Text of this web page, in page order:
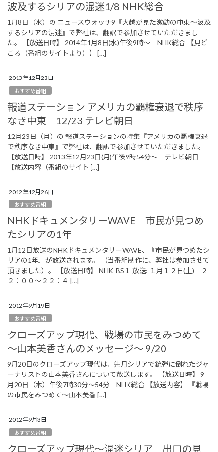
波及するシリアの混迷1/8 NHK総合
1月8日（水）の ニュースウォッチ9『大越が見た激動の中東～波及
するシリアの混迷』で弊社は、翻訳で参加させていただきまし
た。 【放送日時】 2014年1月8日(水)午後9時～ NHK総合 【見ど
ころ（番組のサイトより）】 […]
2013年12月23日
おすすめ番組
報道ステーション アメリカの覇権衰退で秩序
なき中東 12/23 テレビ朝日
12月23日（月）の 報道ステーションの特集『アメリカの覇権衰退
で秩序なき中東』で弊社は、翻訳で参加させていただきました。
【放送日時】 2013年12月23日(月)午後9時54分～ テレビ朝日
【放送内容（番組のサイト […]
2012年12月26日
おすすめ番組
NHKドキュメンタリーWAVE 市民が見つめ
たシリアの1年
1月12日放送のNHKドキュメンタリーWAVE、『市民が見つめたシ
リアの1年』が放送されます。 （当番組制作に、弊社は参加させて
頂きました）。 【放送日時】 NHK-BS１ 放送: １月１２日(土) ２
２：００～２２：４ […]
2012年9月19日
おすすめ番組
クローズアップ現代、戦場の市民をみつめて
～山本美香さんのメッセージ～ 9/20
9月20日のクローズアップ現代は、先月シリアで銃弾に倒れたジャ
ーナリストの山本美香さんについて放送します。 【放送日時】 9
月20日（木）午後7時30分～54分 NHK総合 【放送内容】 『戦場
の市民をみつめて～山本美香 […]
2012年9月3日
おすすめ番組
クローズアップ現代～混迷シリア 出口の見